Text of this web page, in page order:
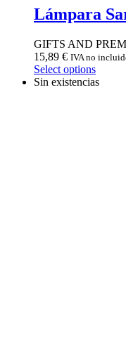
Lámpara
GIFTS AND
15,89 € IVA no
Select options
Sin existencias